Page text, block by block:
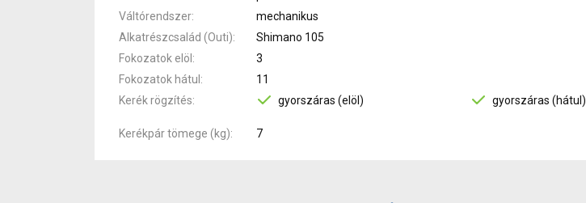
Váltórendszer
mechanikus
Alkatrészcsalád (Outi)
Shimano 105
Fokozatok elöl
3
Fokozatok hátul
11
Kerék rögzítés
gyorszáras (elöl) gyorszáras (hátul)
Kerékpár tömege (kg) 7